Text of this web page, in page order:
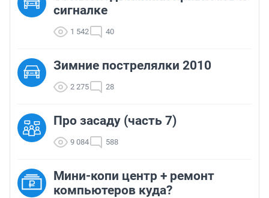
сигналке
1 542 40
Зимние пострелялки 2010
2 275 28
Про засаду (часть 7)
9 084 588
Мини-копи центр + ремонт
компьютеров куда?